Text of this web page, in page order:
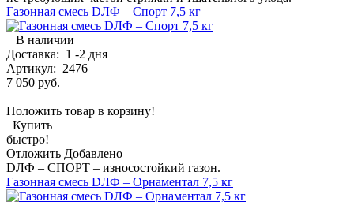
Газонная смесь DЛФ – Спорт 7,5 кг
В наличии
Доставка: 1 -2 дня
Артикул: 2476
7 050 руб.
Положить товар в корзину!
Купить
быстро!
Отложить Добавлено
DЛФ – СПОРТ – износостойкий газон.
Газонная смесь DЛФ – Орнаментал 7,5 кг